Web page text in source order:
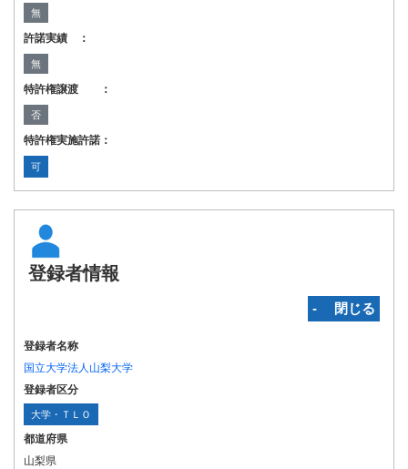
無
許諾実績 ：
無
特許権譲渡 ：
否
特許権実施許諾：
可
登録者情報
‐ 閉じる
登録者名称
国立大学法人山梨大学
登録者区分
大学・ＴＬＯ
都道府県
山梨県